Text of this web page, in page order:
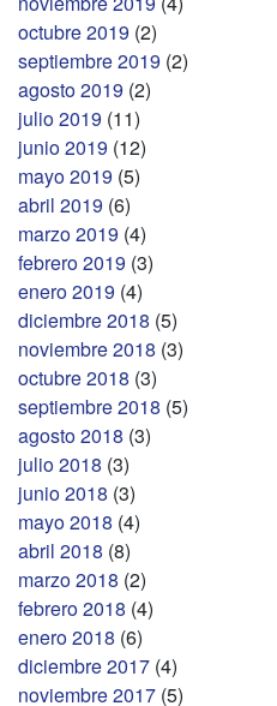
octubre 2019 (2)
septiembre 2019 (2)
agosto 2019 (2)
julio 2019 (11)
junio 2019 (12)
mayo 2019 (5)
abril 2019 (6)
marzo 2019 (4)
febrero 2019 (3)
enero 2019 (4)
diciembre 2018 (5)
noviembre 2018 (3)
octubre 2018 (3)
septiembre 2018 (5)
agosto 2018 (3)
julio 2018 (3)
junio 2018 (3)
mayo 2018 (4)
abril 2018 (8)
marzo 2018 (2)
febrero 2018 (4)
enero 2018 (6)
diciembre 2017 (4)
noviembre 2017 (5)